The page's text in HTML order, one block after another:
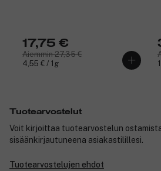
17,75 €
Aiemmin 27,35 €
4,55 € / 1g
Tuotearvostelut
Voit kirjoittaa tuotearvostelun
sisäänkirjautuneena asiakastilillesi.
Tuotearvostelujen ehdot